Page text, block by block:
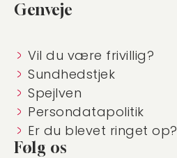
Genveje
Vil du være frivillig?
Sundhedstjek
Spejlven
Persondatapolitik
Er du blevet ringet op?
Følg os